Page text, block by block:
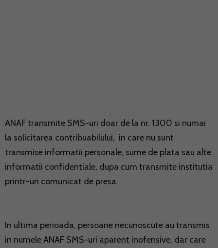
ANAF transmite SMS-uri doar de la nr. 1300 si numai
la solicitarea contribuabilului, in care nu sunt
transmise informatii personale, sume de plata sau alte
informatii confidentiale, dupa cum transmite institutia
printr-un comunicat de presa.
In ultima perioada, persoane necunoscute au transmis
in numele ANAF SMS-uri aparent inofensive, dar care